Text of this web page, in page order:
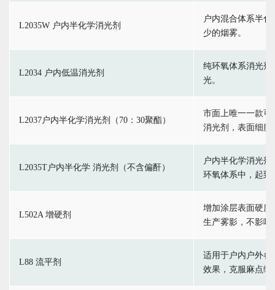
L2035W 户内半化学消光剂
户内混合体系半
少的烟雾。
L2034 户内低温消光剂
纯环氧体系消光
光。
L2037户内半化学消光剂（70：30聚酯）
市面上唯一一款可
消光剂，表面细腻
L2035T户内半化学 消光剂（不含偏酐）
户内半化学消光
环氧体系中，起到
L502A 增硬剂
增加涂层表面硬度
生产雾影，不影响
L88 流平剂
适用于户内户外各
效果，克服麻点缩